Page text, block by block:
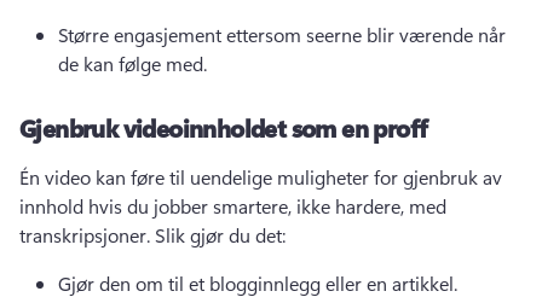
Større engasjement ettersom seerne blir værende når
de kan følge med.
Gjenbruk videoinnholdet som en proff
Én video kan føre til uendelige muligheter for gjenbruk av
innhold hvis du jobber smartere, ikke hardere, med
transkripsjoner. Slik gjør du det:
Gjør den om til et blogginnlegg eller en artikkel.